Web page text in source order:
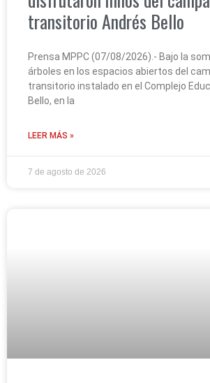
transitorio Andrés Bello
Prensa MPPC (07/08/2026).- Bajo la
árboles en los espacios abiertos del
transitorio instalado en el Complejo
Bello, en la
LEER MÁS »
7 de agosto de 2026